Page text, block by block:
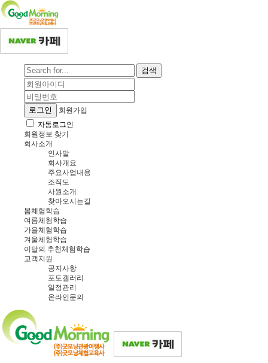
검색
로그인
회원가입
자동로그인
회원정보 찾기
회사소개
인사말
회사개요
주요사업내용
조직도
사원소개
찾아오시는길
봄체험학습
여름체험학습
가을체험학습
겨울체험학습
이달의 추천체험학습
고객지원
공지사항
포토갤러리
일정관리
온라인문의